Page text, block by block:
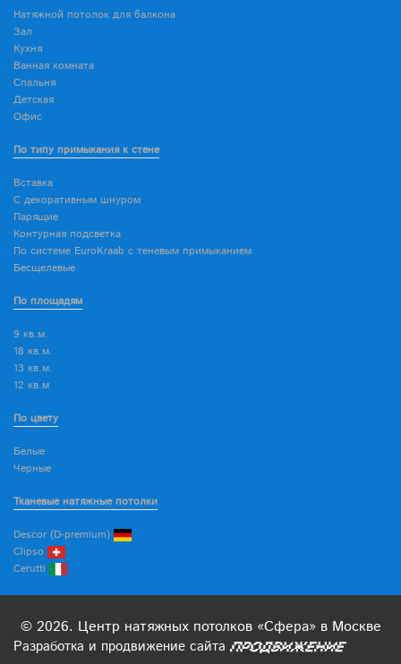
Натяжной потолок для балкона
Зал
Кухня
Ванная комната
Спальня
Детская
Офис
По типу примыкания к стене
Вставка
С декоративным шнуром
Парящие
Контурная подсветка
По системе EuroKraab с теневым примыканием
Бесщелевые
По площадям
9 кв.м.
18 кв.м.
13 кв.м.
12 кв.м
По цвету
Белые
Черные
Тканевые натяжные потолки
Descor (D-premium)
Clipso
Cerutti
© 2026. Центр натяжных потолков «Сфера» в Москве
Разработка и продвижение сайта